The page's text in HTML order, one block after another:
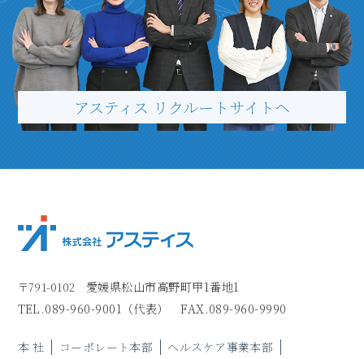
アスティス リクルートサイトヘ
〒791-0102
愛媛県松山市高野町甲1番地1
TEL.089-960-9001 （代表） FAX.089-960-9990
本 社 コーポレート本部
ヘルスケア事業本部